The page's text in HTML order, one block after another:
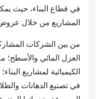
في قطاع البناء، حيث
المشاريع من خلال
من بين الشركات
العزل المائي والأسطح؛
الكيميائية لمشاريع
في تصنيع الدهانات